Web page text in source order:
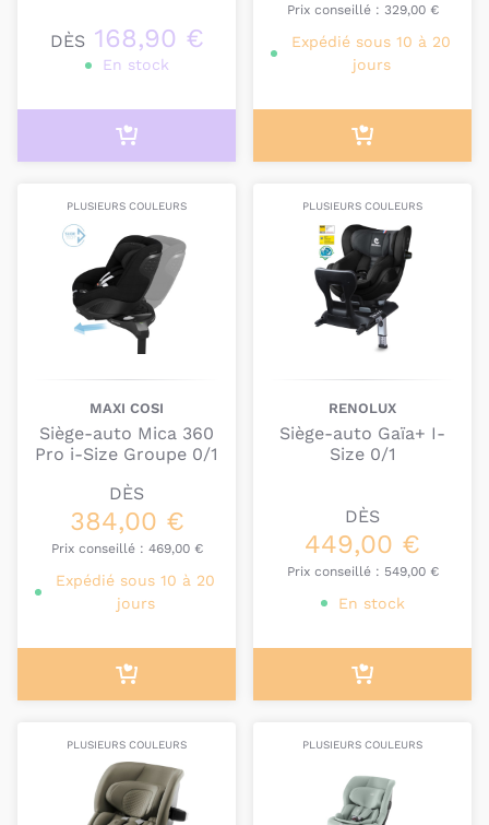
DÈS 168,90 €
En stock
Prix conseillé : 329,00 €
Expédié sous 10 à 20
jours
PLUSIEURS COULEURS
MAXI COSI
Siège-auto Mica 360
Pro i-Size Groupe 0/1
DÈS
384,00 €
Prix conseillé : 469,00 €
Expédié sous 10 à 20
jours
PLUSIEURS COULEURS
RENOLUX
Siège-auto Gaïa+ I-
Size 0/1
DÈS
449,00 €
Prix conseillé : 549,00 €
En stock
PLUSIEURS COULEURS PLUSIEURS COULEURS